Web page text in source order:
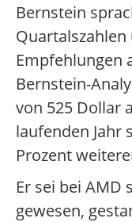
Bernstein
Empfehlungen
Bernstein-
von 525 Dollar
laufenden Jahr
Prozent
Er sei bei AMD
gewesen,